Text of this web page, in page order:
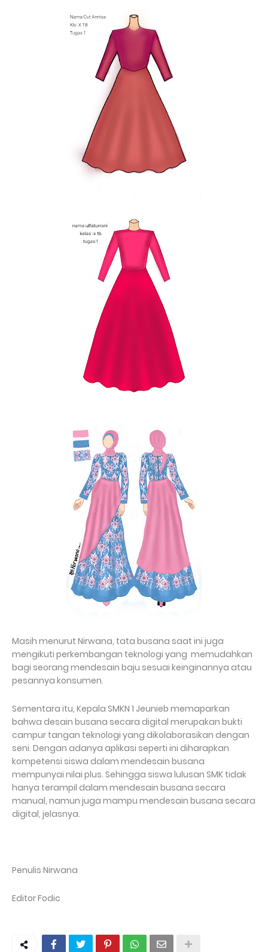
Masih menurut Nirwana, tata busana saat ini juga
mengikuti perkembangan teknologi yang memudahkan
bagi seorang mendesain baju sesuai keinginannya atau
pesannya konsumen.
Sementara itu, Kepala SMKN 1 Jeunieb memaparkan
bahwa desain busana secara digital merupakan bukti
campur tangan teknologi yang dikolaborasikan dengan
seni. Dengan adanya aplikasi seperti ini diharapkan
kompetensi siswa dalam mendesain busana
mempunyai nilai plus. Sehingga siswa lulusan SMK tidak
hanya terampil dalam mendesain busana secara
manual, namun juga mampu mendesain busana secara
digital, jelasnya.
Penulis Nirwana
Editor Fodic